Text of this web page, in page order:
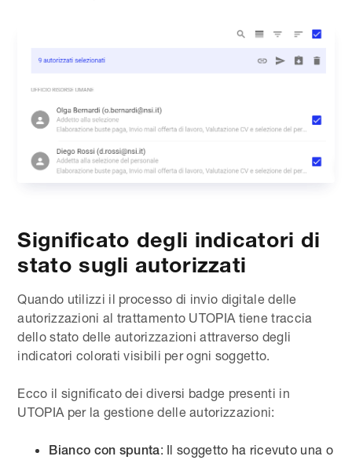
Significato degli indicatori di
stato sugli autorizzati
Quando utilizzi il processo di invio digitale delle
autorizzazioni al trattamento UTOPIA tiene traccia
dello stato delle autorizzazioni attraverso degli
indicatori colorati visibili per ogni soggetto.
Ecco il significato dei diversi badge presenti in
UTOPIA per la gestione delle autorizzazioni:
Bianco con spunta: Il soggetto ha ricevuto una o